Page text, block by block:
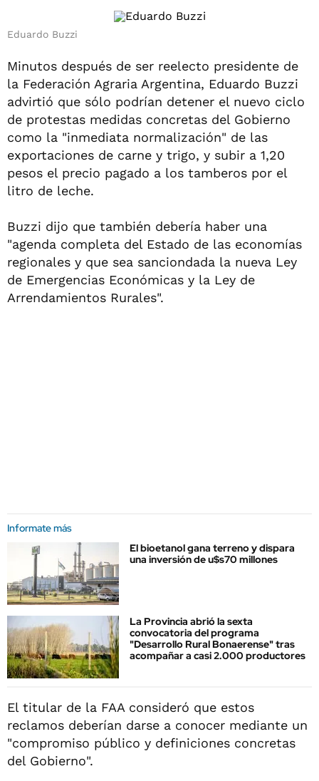
Eduardo Buzzi
Minutos después de ser reelecto presidente de
la Federación Agraria Argentina, Eduardo Buzzi
advirtió que sólo podrían detener el nuevo ciclo
de protestas medidas concretas del Gobierno
como la "inmediata normalización" de las
exportaciones de carne y trigo, y subir a 1,20
pesos el precio pagado a los tamberos por el
litro de leche.
Buzzi dijo que también debería haber una
"agenda completa del Estado de las economías
regionales y que sea sanciondada la nueva Ley
de Emergencias Económicas y la Ley de
Arrendamientos Rurales".
Informate más
El bioetanol gana terreno y dispara
una inversión de u$s70 millones
La Provincia abrió la sexta
convocatoria del programa
"Desarrollo Rural Bonaerense" tras
acompañar a casi 2.000 productores
El titular de la FAA consideró que estos
reclamos deberían darse a conocer mediante un
"compromiso público y definiciones concretas
del Gobierno".